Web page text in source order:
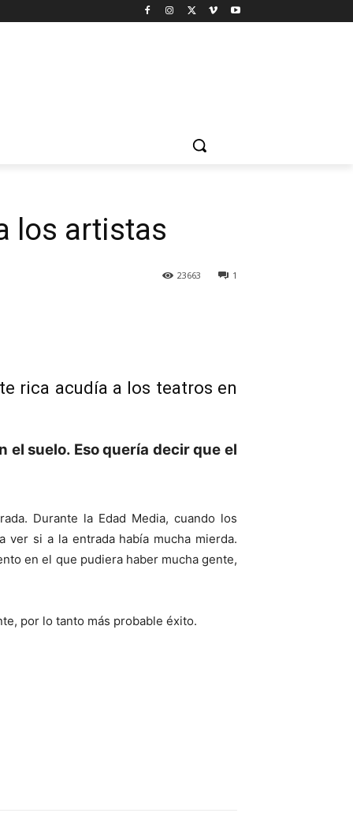
los artistas
1
23663
rica acudía a los teatros en
el suelo. Eso quería decir que el
Durante la Edad Media, cuando los
si a la entrada había mucha mierda.
en el que pudiera haber mucha gente,
por lo tanto más probable éxito.